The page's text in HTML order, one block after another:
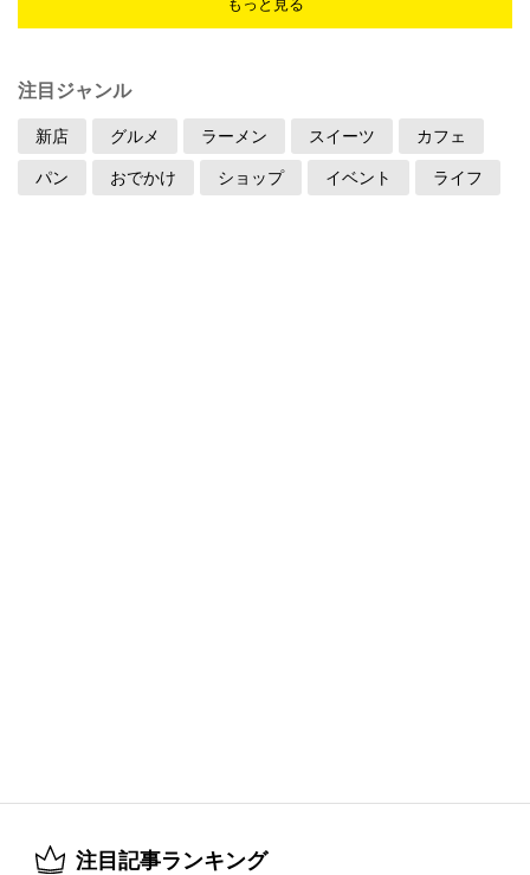
もっと見る
注目ジャンル
新店 グルメ ラーメン スイーツ カフェ
パン おでかけ ショップ イベント ライフ
注目記事ランキング